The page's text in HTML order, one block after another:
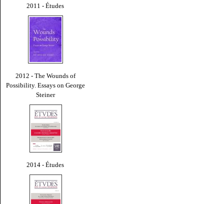
2011 - Études
2012 - The Wounds of
Possibility. Essays on George
Steiner
2014 - Études